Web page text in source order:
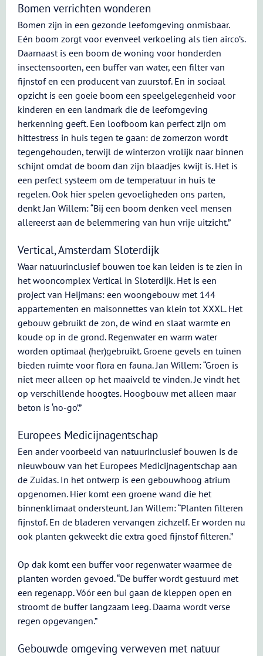
Bomen verrichten wonderen
Bomen zijn in een gezonde leefomgeving onmisbaar.
Eén boom zorgt voor evenveel verkoeling als tien airco’s.
Daarnaast is een boom de woning voor honderden
insectensoorten, een buffer van water, een filter van
fijnstof en een producent van zuurstof. En in sociaal
opzicht is een goeie boom een speelgelegenheid voor
kinderen en een landmark die de leefomgeving
herkenning geeft. Een loofboom kan perfect zijn om
hittestress in huis tegen te gaan: de zomerzon wordt
tegengehouden, terwijl de winterzon vrolijk naar binnen
schijnt omdat de boom dan zijn blaadjes kwijt is. Het is
een perfect systeem om de temperatuur in huis te
regelen. Ook hier spelen gevoeligheden ons parten,
denkt Jan Willem: “Bij een boom denken veel mensen
allereerst aan de belemmering van hun vrije uitzicht.”
Vertical, Amsterdam Sloterdijk
Waar natuurinclusief bouwen toe kan leiden is te zien in
het wooncomplex Vertical in Sloterdijk. Het is een
project van Heijmans: een woongebouw met 144
appartementen en maisonnettes van klein tot XXXL. Het
gebouw gebruikt de zon, de wind en slaat warmte en
koude op in de grond. Regenwater en warm water
worden optimaal (her)gebruikt. Groene gevels en tuinen
bieden ruimte voor flora en fauna. Jan Willem: “Groen is
niet meer alleen op het maaiveld te vinden. Je vindt het
op verschillende hoogtes. Hoogbouw met alleen maar
beton is ‘no-go’.”
Europees Medicijnagentschap
Een ander voorbeeld van natuurinclusief bouwen is de
nieuwbouw van het Europees Medicijnagentschap aan
de Zuidas. In het ontwerp is een gebouwhoog atrium
opgenomen. Hier komt een groene wand die het
binnenklimaat ondersteunt. Jan Willem: “Planten filteren
fijnstof. En de bladeren vervangen zichzelf. Er worden nu
ook planten gekweekt die extra goed fijnstof filteren.”
Op dak komt een buffer voor regenwater waarmee de
planten worden gevoed. “De buffer wordt gestuurd met
een regenapp. Vóór een bui gaan de kleppen open en
stroomt de buffer langzaam leeg. Daarna wordt verse
regen opgevangen.”
Gebouwde omgeving verweven met natuur